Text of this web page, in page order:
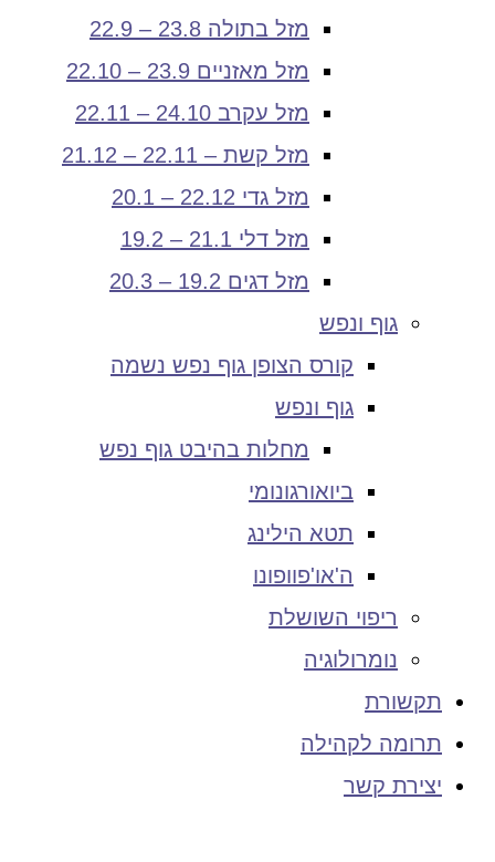
מזל בתולה 23.8 – 22.9
מזל מאזניים 23.9 – 22.10
מזל עקרב 24.10 – 22.11
מזל קשת – 22.11 – 21.12
מזל גדי 22.12 – 20.1
מזל דלי 21.1 – 19.2
מזל דגים 19.2 – 20.3
גוף ונפש
קורס הצופן גוף נפש נשמה
גוף ונפש
מחלות בהיבט גוף נפש
ביואורגונומי
תטא הילינג
ה'או'פוופונו
ריפוי השושלת
נומרולוגיה
תקשורת
תרומה לקהילה
יצירת קשר